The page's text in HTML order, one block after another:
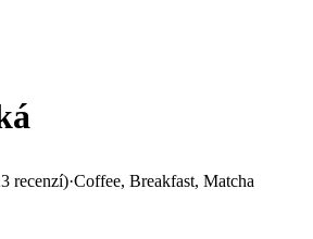
recenzí)·Coffee, Breakfast, Matcha